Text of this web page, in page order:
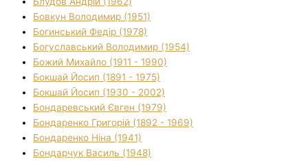
Бовкун Володимир (1951)
Богинський Федір (1978)
Богуславський Володимир (1954)
Божий Михайло (1911 - 1990)
Бокшай Йосип (1891 - 1975)
Бокшай Йосип (1930 - 2002)
Бондаревський Євген (1979)
Бондаренко Григорій (1892 - 1969)
Бондаренко Ніна (1941)
Бондарчук Василь (1948)